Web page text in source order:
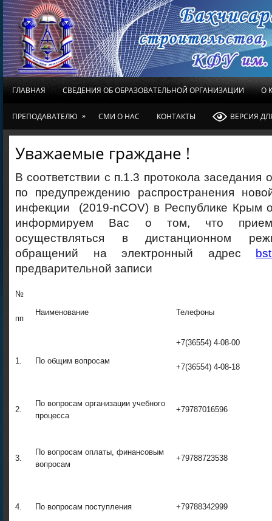
ГЛАВНАЯ СВЕДЕНИЯ ОБ ОБРАЗОВАТЕЛЬНОЙ ОРГАНИЗАЦИИ О
ПРЕПОДАВАТЕЛЮ » СМИ О НАС КОНТАКТЫ ВЕРСИЯ
Уважаемые граждане !
В соответствии с п.1.3 протокола заседания
по предупреждению распространения
инфекции (2019-nCOV) в Республике Крым
информируем Вас о том, что прием
осуществляться в дистанционном
обращений на электронный адрес
предварительной записи
№
пп
Наименование Телефоны
1. По общим вопросам
+7(36554) 4-08-00
+7(36554) 4-08-18
2.
По вопросам организации учебного
процесса
+79787016596
3.
По вопросам оплаты, финансовым
вопросам
+79788723538
4. По вопросам поступления +79788342999